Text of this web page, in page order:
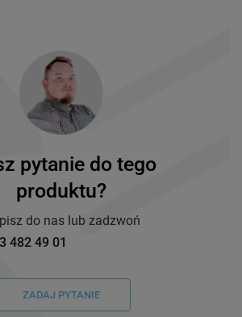
pytanie do tego
produktu?
do nas lub zadzwoń
482 49 01
ZADAJ PYTANIE